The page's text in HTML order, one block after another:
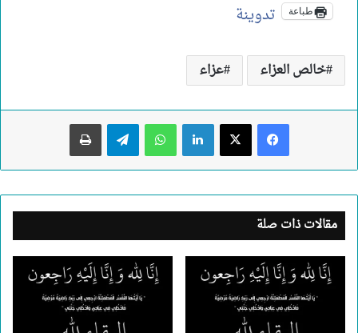
طباعة تدوينة
خالص العزاء عزاء
لينكدإن واتساب تيلقرام طباعة
مقالات ذات صلة